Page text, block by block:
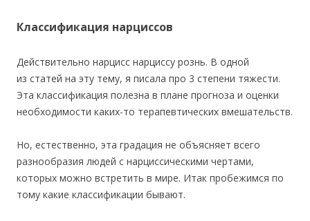
Классификация нарциссов
Действительно нарцисс нарциссу рознь. В одной
из статей на эту тему, я писала про 3 степени тяжести.
Эта классификация полезна в плане прогноза и оценки
необходимости каких-то терапевтических вмешательств.
Но, естественно, эта градация не объясняет всего
разнообразия людей с нарциссическими чертами,
которых можно встретить в мире. Итак пробежимся по
тому какие классификации бывают.